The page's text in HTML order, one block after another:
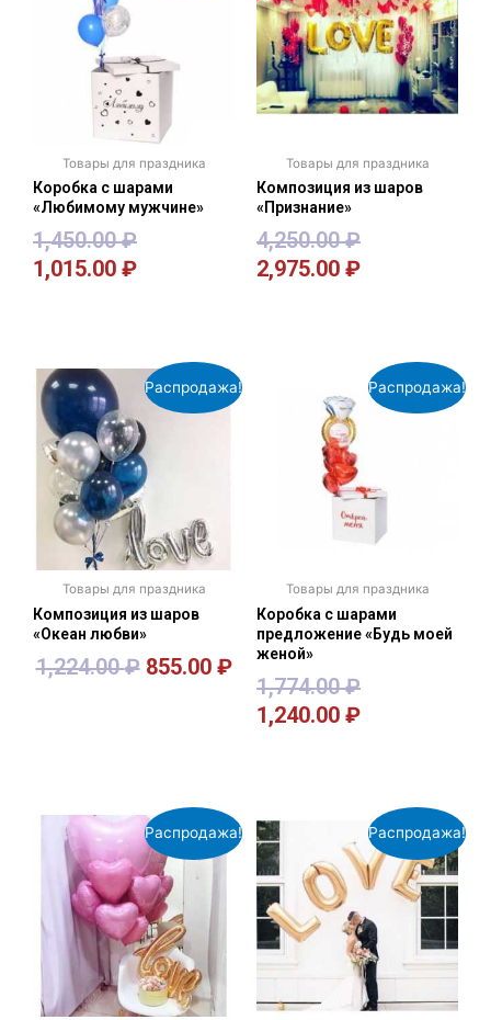
Товары для праздника
Коробка с шарами
«Любимому мужчине»
1,450.00₽
1,015.00 ₽
Товары для праздника
Композиция из шаров
«Признание»
4,250.00₽
2,975.00 ₽
Распродажа!
Товары для праздника
Композиция из шаров
«Океан любви»
1,224.00₽ 855.00 ₽
Распродажа!
Товары для праздника
Коробка с шарами
предложение «Будь моей
женой»
1,774.00₽
1,240.00 ₽
Распродажа! Распродажа!